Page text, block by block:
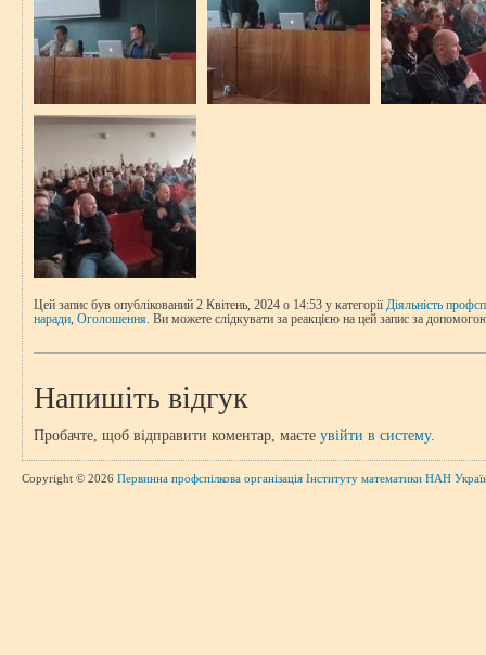
Цей запис був опублікований 2 Квітень, 2024 о 14:53 у категоріїДіяльність
наради, Оголошення. Ви можете слідкувати за реакцією на цей запис за
Напишіть відгук
Пробачте, щоб відправити коментар, маєте увійти в систему.
Copyright © 2026 Первинна профспілкова організація Інституту математики НАН